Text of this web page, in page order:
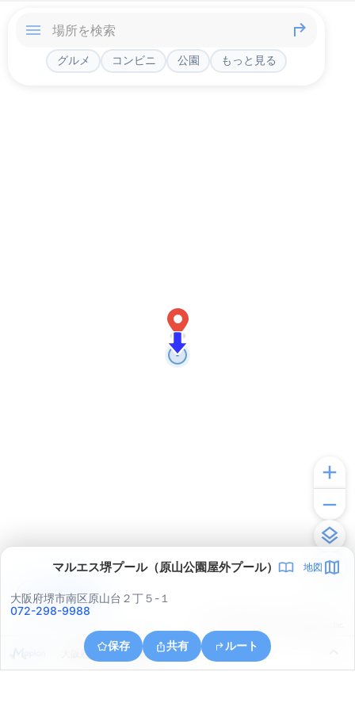
グルメ コンビニ 公園 もっと見る
マルエス堺プール（原山公園屋外プール） 地図
大阪府堺市南区原山台２丁５-１
072-298-9988
保存 共有 ルート
大阪府堺市南区美木多上
アプリで見る